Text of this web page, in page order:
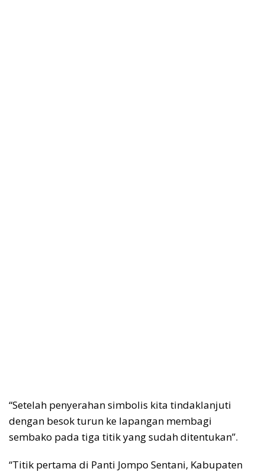
“Setelah penyerahan simbolis kita tindaklanjuti
dengan besok turun ke lapangan membagi
sembako pada tiga titik yang sudah ditentukan”.
“Titik pertama di Panti Jompo Sentani, Kabupaten